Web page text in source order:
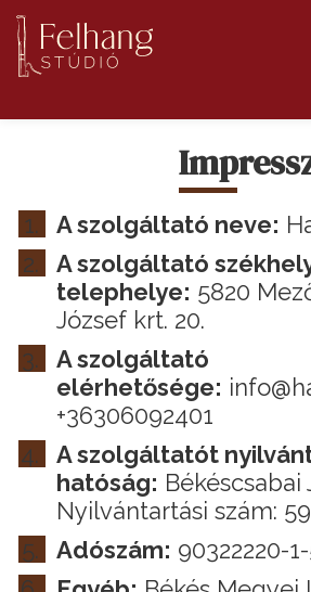
Főoldal
Rólam
Blog
Kapcsolat
A szolgáltató neve:
A szolgáltató
telephelye: 5820
József krt. 20.
A szolgáltató
elérhetősége:
+36306092401
A szolgáltatót
hatóság: Békéscsabai
Nyilvántartási szám:
Adószám: 90322220-